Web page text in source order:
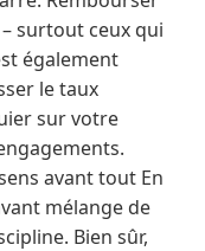
surtout ceux qui
également
le taux
sur votre
avant tout En
mélange de
Bien sûr,